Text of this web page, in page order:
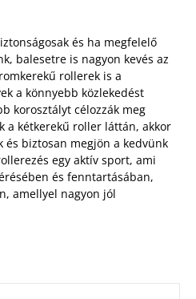
és ha megfelelő
balesetre is nagyon kevés az
rollerek is a
a könnyebb közlekedést
korosztályt célozzák meg
a kétkerekű roller láttán, akkor
biztosan megjön a kedvünk
egy aktív sport, ami
és fenntartásában,
amellyel nagyon jól